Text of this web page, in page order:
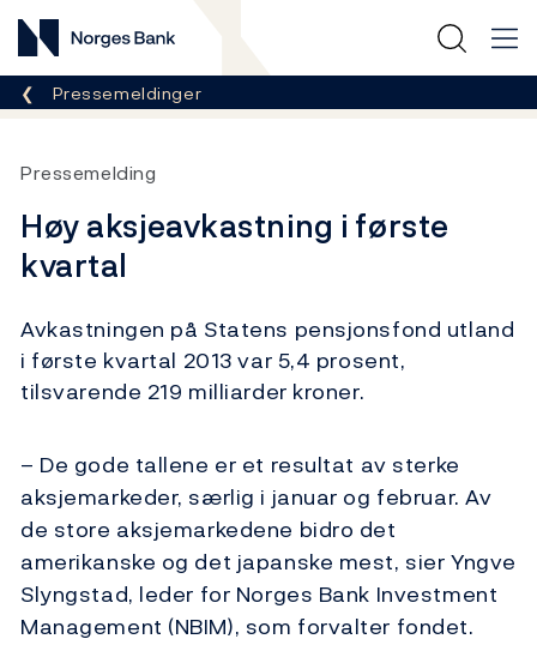
Norges Bank
Her er du nå:
Pressemeldinger
Pressemelding
Høy aksjeavkastning i første
kvartal
Avkastningen på Statens pensjonsfond utland
i første kvartal 2013 var 5,4 prosent,
tilsvarende 219 milliarder kroner.
– De gode tallene er et resultat av sterke
aksjemarkeder, særlig i januar og februar. Av
de store aksjemarkedene bidro det
amerikanske og det japanske mest, sier Yngve
Slyngstad, leder for Norges Bank Investment
Management (NBIM), som forvalter fondet.